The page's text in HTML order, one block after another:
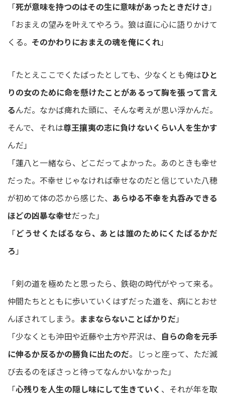
「死が意味を持つのはその生に意味があったときだけさ 」
「おまえの望みを叶えてやろう。狼は直に心に語りかけて
くる。 そのかわりにおまえの魂を俺にくれ」
「たとえここでくたばったとしても、少なくとも俺はひと
りの女のために命を懸けたことがあるって胸を張って言え
るんだ。なかば痺れた頭に、そんな考えが思い浮かんだ。
そんで、それは尊王攘夷の志に負けないくらい人を生かす
んだ」
「蓮八と一緒なら、どこだってよかった。あのときも幸せ
だった。不幸せじゃなければ幸せなのだと信じていた八穂
が初めて体の芯から感じた、 あらゆる不幸を丸呑みできる
ほどの凶暴な幸せだった」
「どうせくたばるなら、あとは誰のためにくたばるかだ
ろ 」
「剣の道を極めたと思ったら、鉄砲の時代がやって来る。
仲間たちとともに歩いていくはずだった道を、病にとおせ
んぼされてしまう。 ままならないことばかりだ」​
「少なくとも沖田や近藤や土方や芹沢は、 自らの命を元手
に伸るか反るかの勝負に出たのだ。じっと座って、ただ滅
び去るのをぼさっと待ってなんかいなかった」
「心残りを人生の隠し味にして生きていく 、それが年を取